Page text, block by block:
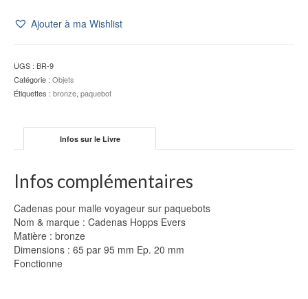
Ajouter à ma Wishlist
UGS : BR-9
Catégorie : Objets
Étiquettes : bronze, paquebot
Infos sur le Livre
Infos complémentaires
Cadenas pour malle voyageur sur paquebots
Nom & marque : Cadenas Hopps Evers
Matière : bronze
Dimensions : 65 par 95 mm Ep. 20 mm
Fonctionne